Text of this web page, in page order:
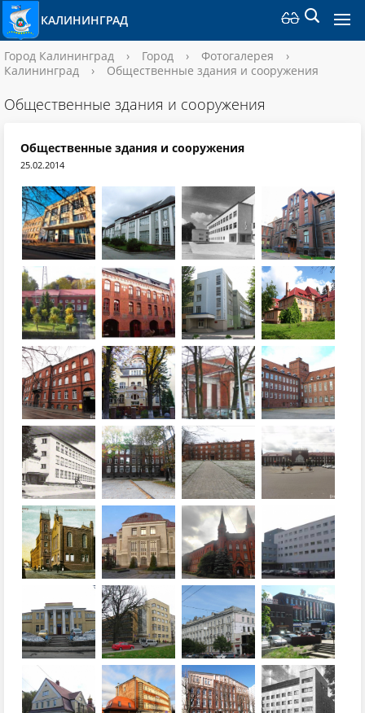
КАЛИНИНГРАД
Город Калининград › Город › Фотогалерея
›
Калининград
› Общественные здания и сооружения
Общественные здания и сооружения
Общественные здания и сооружения
25.02.2014